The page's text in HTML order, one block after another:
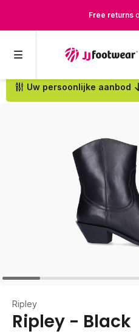
Free returns
Uw persoonlijke aanbod
Back
Ripley
Ripley - Black